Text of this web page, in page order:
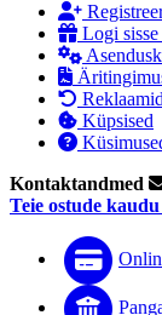
Logi
Küpsised
Kontaktandmed
Teie ostude